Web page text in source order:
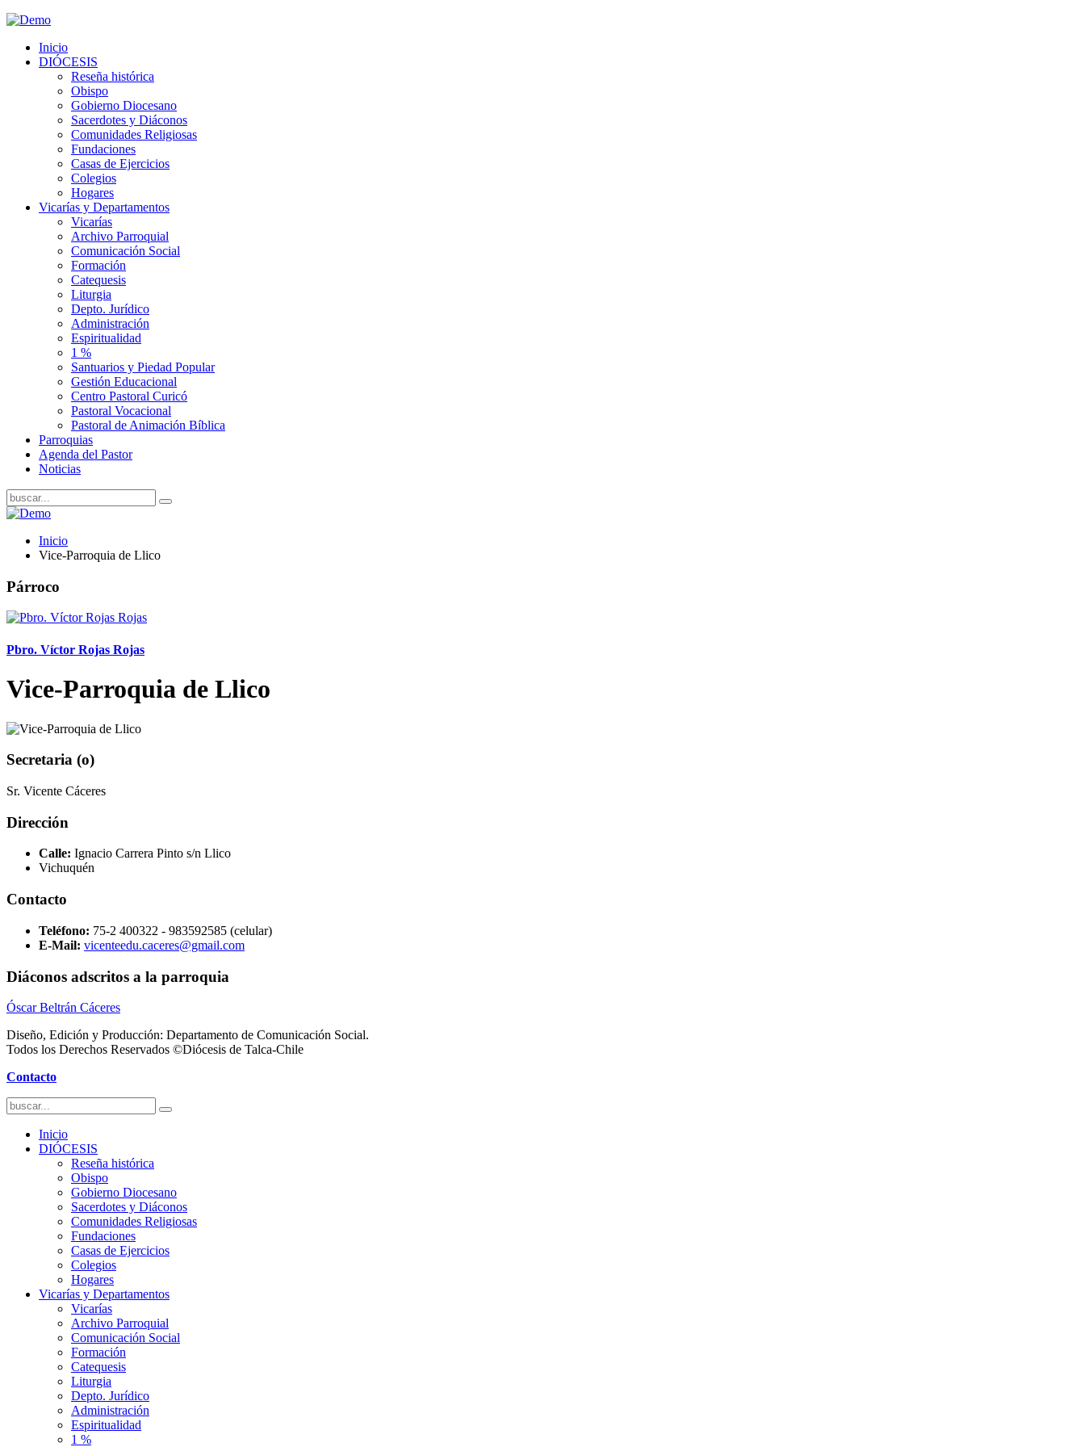
Inicio
DIÓCESIS
Reseña histórica
Obispo
Gobierno Diocesano
Sacerdotes y Diáconos
Comunidades Religiosas
Fundaciones
Casas de Ejercicios
Colegios
Hogares
Vicarías y Departamentos
Vicarías
Archivo Parroquial
Comunicación Social
Formación
Catequesis
Liturgia
Depto. Jurídico
Administración
Espiritualidad
1 %
Santuarios y Piedad Popular
Gestión Educacional
Centro Pastoral Curicó
Pastoral Vocacional
Pastoral de Animación Bíblica
Parroquias
Agenda del Pastor
Noticias
Inicio
Vice-Parroquia de Llico
Párroco
Pbro. Víctor Rojas Rojas
Vice-Parroquia de Llico
Secretaria (o)
Sr. Vicente Cáceres
Dirección
Calle: Ignacio Carrera Pinto s/n Llico
Vichuquén
Contacto
Teléfono: 75-2 400322 - 983592585 (celular)
E-Mail: vicenteedu.caceres@gmail.com
Diáconos adscritos a la parroquia
Óscar Beltrán Cáceres
Diseño, Edición y Producción: Departamento de Comunicación Social.
Todos los Derechos Reservados ©Diócesis de Talca-Chile
Contacto
Inicio
DIÓCESIS
Reseña histórica
Obispo
Gobierno Diocesano
Sacerdotes y Diáconos
Comunidades Religiosas
Fundaciones
Casas de Ejercicios
Colegios
Hogares
Vicarías y Departamentos
Vicarías
Archivo Parroquial
Comunicación Social
Formación
Catequesis
Liturgia
Depto. Jurídico
Administración
Espiritualidad
1 %